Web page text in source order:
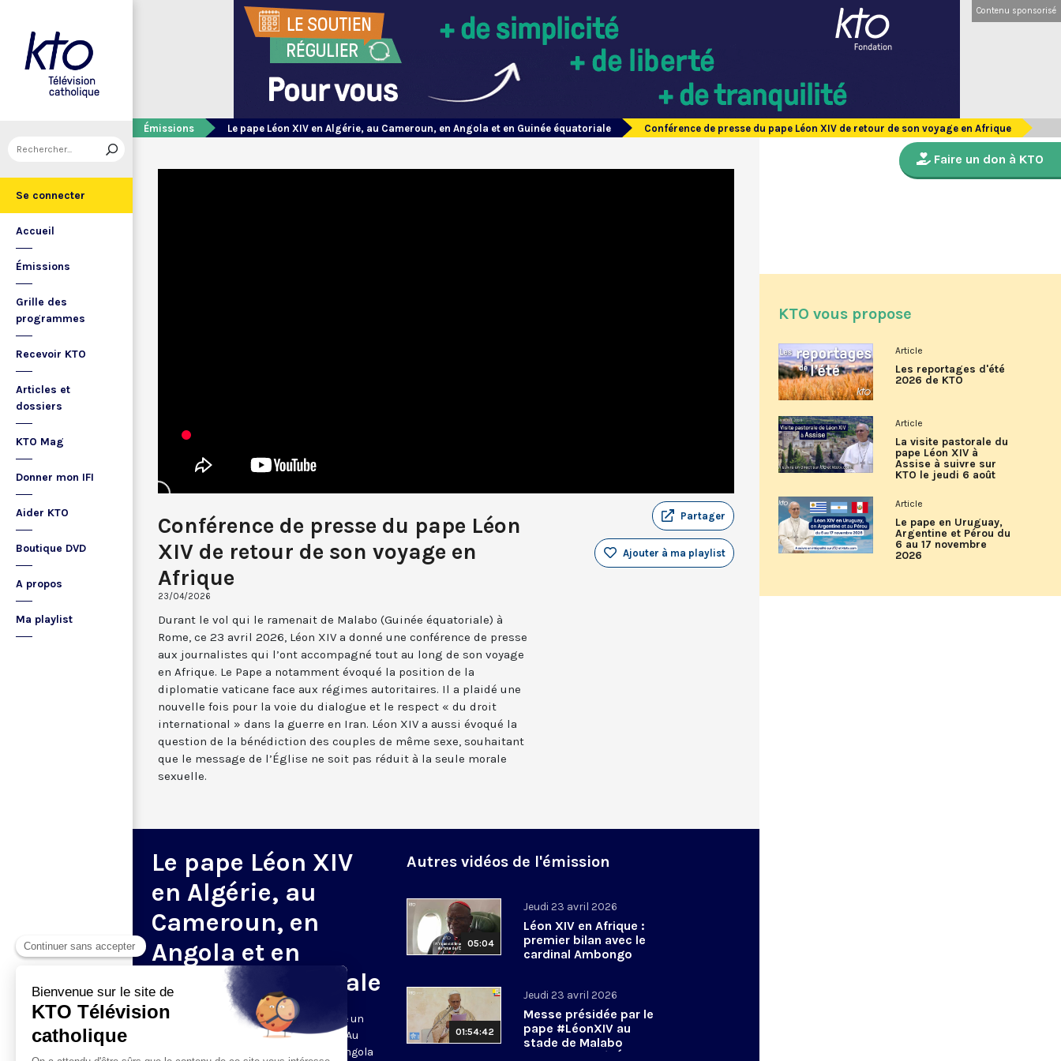
Se connecter
Accueil
Émissions
Grille des
programmes
Recevoir KTO
Articles et
dossiers
KTO Mag
Donner mon IFI
Aider KTO
Boutique DVD
A propos
Ma playlist
Contenu sponsorisé
Émissions Le pape Léon XIV en Algérie, au Cameroun, en Angola et en Guinée équatoriale Conférence de presse du pape Léon XIV de retour de son voyage en Afrique
Conférence de presse du pape Léon
XIV de retour de son voyage en
Afrique
23/04/2026
Partager
Ajouter à ma playlist
Durant le vol qui le ramenait de Malabo (Guinée équatoriale) à
Rome, ce 23 avril 2026, Léon XIV a donné une conférence de presse
aux journalistes qui l’ont accompagné tout au long de son voyage
en Afrique. Le Pape a notamment évoqué la position de la
diplomatie vaticane face aux régimes autoritaires. Il a plaidé une
nouvelle fois pour la voie du dialogue et le respect « du droit
international » dans la guerre en Iran. Léon XIV a aussi évoqué la
question de la bénédiction des couples de même sexe, souhaitant
que le message de l’Église ne soit pas réduit à la seule morale
sexuelle.
Le pape Léon XIV
en Algérie, au
Cameroun, en
Angola et en
Guinée équatoriale
Du 13 au 23 avril 2026, le Pape effectue un
voyage apostolique majeur en Afrique. Au
programme : l'Algérie, le Cameroun, l'Angola
Autres vidéos de l'émission
05:04
Jeudi 23 avril 2026
Léon XIV en Afrique :
premier bilan avec le
cardinal Ambongo
01:54:42
Jeudi 23 avril 2026
Messe présidée par le
pape #LéonXIV au
stade de Malabo
#PapeenGuinéeÉquato
Faire un don à KTO
KTO vous propose
Article
Les reportages d'été
2026 de KTO
Article
La visite pastorale du
pape Léon XIV à
Assise à suivre sur
KTO le jeudi 6 août
Article
Le pape en Uruguay,
Argentine et Pérou du
6 au 17 novembre
2026